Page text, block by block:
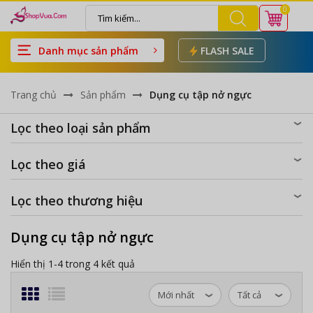
0
Danh mục sản phẩm FLASH SALE
Trang chủ Sản phẩm Dụng cụ tập nở ngực
Lọc theo loại sản phẩm
Lọc theo giá
Lọc theo thương hiệu
Dụng cụ tập nở ngực
Hiển thị 1-4 trong 4 kết quả